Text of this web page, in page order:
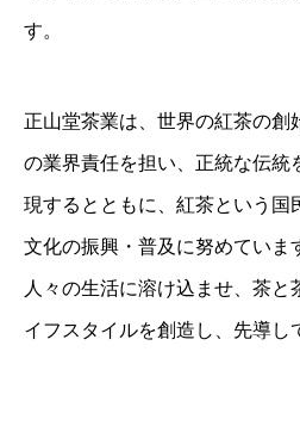
す。
正山堂茶業は、世界の紅茶の創
の業界責任を担い、正統な伝統
現するとともに、紅茶という国
文化の振興・普及に努めていま
人々の生活に溶け込ませ、茶と
イフスタイルを創造し、先導し